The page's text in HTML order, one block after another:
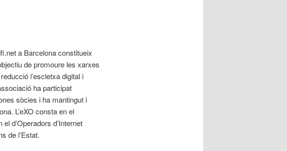
a Barcelona constitueix
de promoure les xarxes
l’escletxa digital i
ha participat
sòcies i ha mantingut i
L’eXO consta en el
d’Operadors d’Internet
de l’Estat.